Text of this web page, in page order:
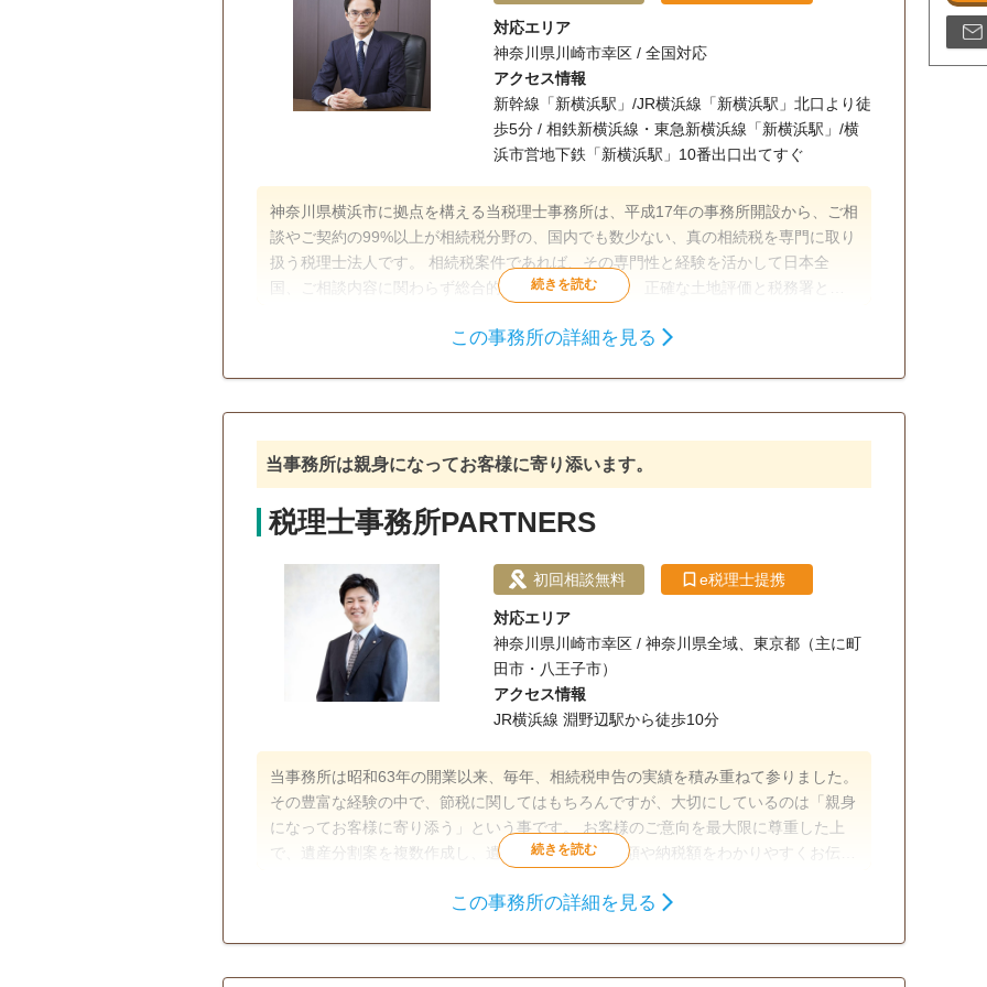
対応エリア
神奈川県川崎市幸区 / 全国対応
アクセス情報
新幹線「新横浜駅」/JR横浜線「新横浜駅」北口より徒
歩5分 / 相鉄新横浜線・東急新横浜線「新横浜駅」/横
浜市営地下鉄「新横浜駅」10番出口出てすぐ
神奈川県横浜市に拠点を構える当税理士事務所は、平成17年の事務所開設から、ご相
談やご契約の99%以上が相続税分野の、国内でも数少ない、真の相続税を専門に取り
扱う税理士法人です。 相続税案件であれば、その専門性と経験を活かして日本全
国、ご相談内容に関わらず総合的に対応しています。 正確な土地評価と税務署との
で最も相続税の還付に成功してきた実績があります。 【対応地域】全国対応 【営業
生前贈与 相続税申告 相続税対策
18時以降相談可 オンライン面談可 事務所面談可
この事務所の詳細を見る
当事務所は親身になってお客様に寄り添います。
税理士事務所PARTNERS
初回相談無料 e税理士提携
対応エリア
神奈川県川崎市幸区 / 神奈川県全域、東京都（主に町
田市・八王子市）
アクセス情報
JR横浜線 淵野辺駅から徒歩10分
当事務所は昭和63年の開業以来、毎年、相続税申告の実績を積み重ねて参りました。
その豊富な経験の中で、節税に関してはもちろんですが、大切にしているのは「親身
になってお客様に寄り添う」という事です。 お客様のご意向を最大限に尊重した上
で、遺産分割案を複数作成し、遺産分割案毎の節税額や納税額をわかりやすくお伝え
手続きも、他士業とのネットワークですべて解決します。 どうぞお気軽にご連絡お
遺産分割 相続税申告 相続手続き
この事務所の詳細を見る